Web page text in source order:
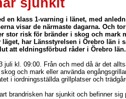
sjunkit
en klass 1-varning i länet, med
visar de närmaste dagarna. Och
stor risk för bränder i skog och mark
har Länsstyrelsen i Örebro län i
att eldningsförbud råder i Örebro län.
juli kl. 09:00. Från och med då är det
och mark eller använda
i iordningsställda grillplatser och
brandrisken har sjunkit och befinner sig